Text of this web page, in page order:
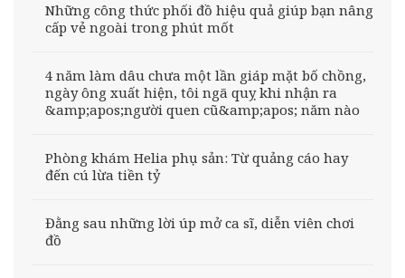
Những công thức phối đồ hiệu quả giúp bạn nâng
cấp vẻ ngoài trong phút mốt
4 năm làm dâu chưa một lần giáp mặt bố chồng,
ngày ông xuất hiện, tôi ngã quỵ khi nhận ra
&amp;apos;người quen cũ&amp;apos; năm nào
Phòng khám Helia phụ sản: Từ quảng cáo hay
đến cú lừa tiền tỷ
Đằng sau những lời úp mở ca sĩ, diễn viên chơi
đồ